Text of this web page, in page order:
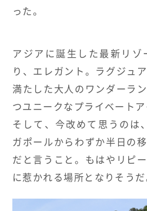
った。
アジアに誕生した最新リゾ
り、エレガント。ラグジュ
満たした大人のワンダーラ
つユニークなプライベートア
そして、今改めて思うのは
ガポールからわずか半日の
だと言うこと。もはやリピ
に惹かれる場所となりそうだ